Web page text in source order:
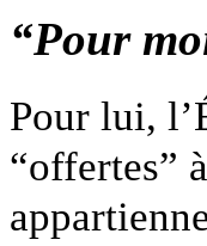
“Pour
Pour lui,
“offertes”